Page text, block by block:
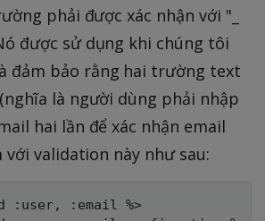
phải được xác nhận với "_
được sử dụng khi chúng tôi
đảm bảo rằng hai trường text
là người dùng phải nhập
hai lần để xác nhận email
với validation này như sau:
:user, :email %>